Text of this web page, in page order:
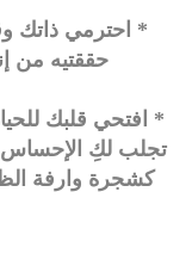
* احترمي ذاتك
حققتيه من
* افتحي قلبك
تجلب لكِ الإحساس
كشجرة وارفة